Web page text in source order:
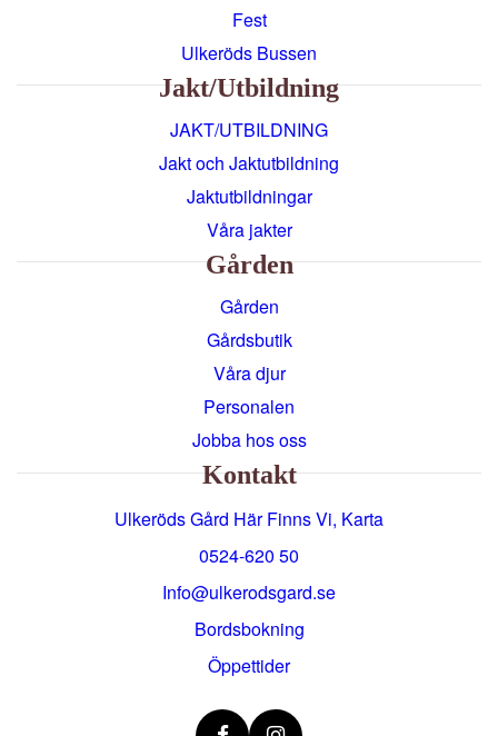
Fest
Ulkeröds Bussen
Jakt/utbildning
JAKT/UTBILDNING
Jakt och Jaktutbildning
Jaktutbildningar
Våra jakter
Gården
Gården
Gårdsbutik
Våra djur
Personalen
Jobba hos oss
Kontakt
Ulkeröds Gård Här Finns Vi, Karta
0524-620 50
info@ulkerodsgard.se
Bordsbokning
Öppettider